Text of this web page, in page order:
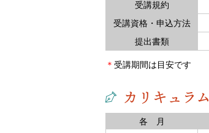
受講規約
受講資格・申込方法
提出書類
＊ 受講期間は目安です
カリキュラム
各 月